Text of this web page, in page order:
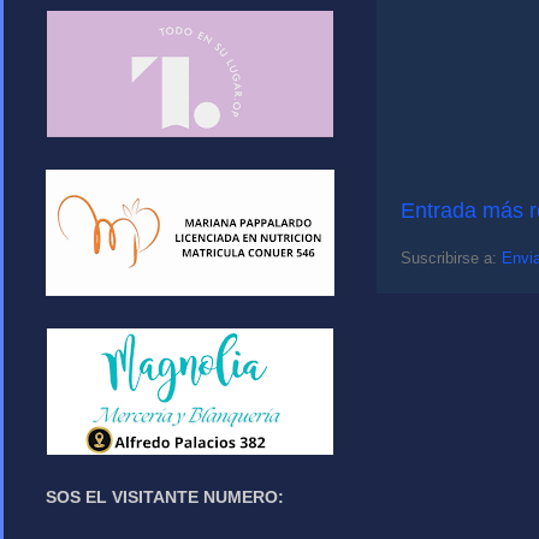
Entrada más
Suscribirse a:
SOS EL VISITANTE NUMERO: